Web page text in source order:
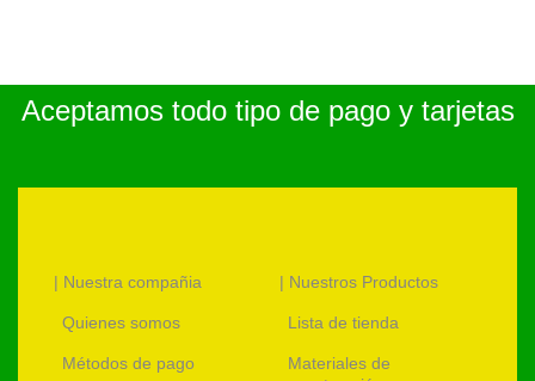
Aceptamos todo tipo de pago y tarjetas
| Nuestra compañia
Quienes somos
Métodos de pago
| Nuestros Productos
Lista de tienda
Materiales de